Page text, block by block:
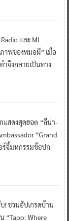
และ MI
ภาพของหมอผี” เมื่อ
จึงกลายเป็นทาง
แสดงสุดฮอต “ลีน่า-
“Grand
ร์จี้มหกรรมช้อปก
! ชวนอัปเกรดบ้าน
“Tapo: Where